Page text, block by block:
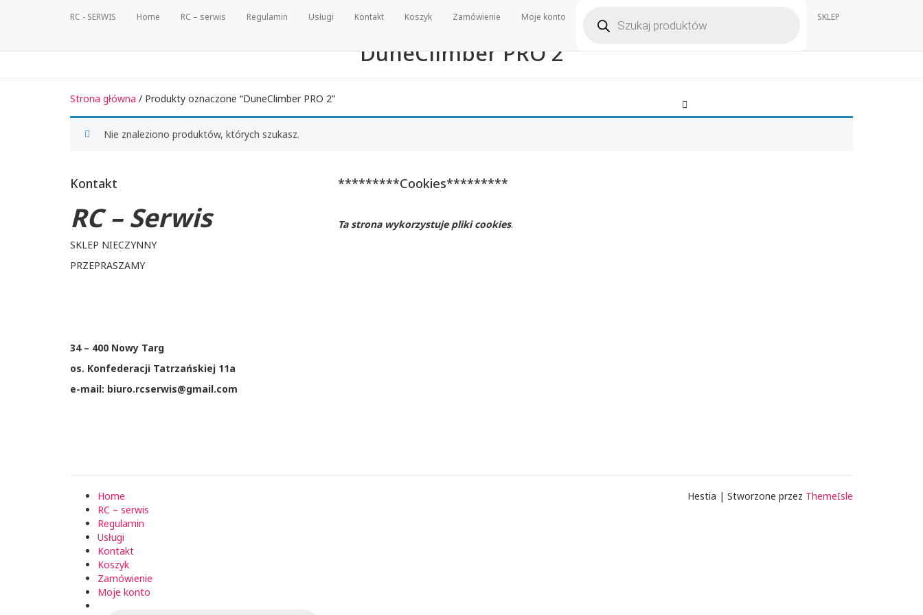
RC - SERWIS Home RC – serwis Regulamin Usługi Kontakt Koszyk Zamówienie Moje konto produktów SKLEP
DuneClimber PRO 2
Strona główna / Produkty oznaczone “DuneClimber PRO 2”
Nie znaleziono produktów, których szukasz.
Kontakt
RC – Serwis
SKLEP NIECZYNNY
PRZEPRASZAMY
34 – 400 Nowy Targ
os. Konfederacji Tatrzańskiej 11a
e-mail: biuro.rcserwis@gmail.com
*********Cookies*********
Ta strona wykorzystuje pliki cookies.
Home
RC – serwis
Regulamin
Usługi
Kontakt
Koszyk
Zamówienie
Moje konto
Hestia | Stworzone przez ThemeIsle